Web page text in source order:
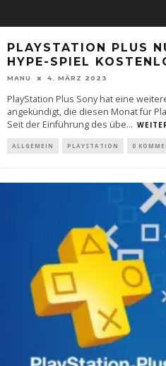
PLAYSTATION PLUS
HYPE-SPIEL
MANU 4. MÄRZ 2023
PlayStation Plus Sony hat eine
angekündigt, die diesen Monat für
Seit der Einführung des übe...
ALLGEMEIN PLAYSTATION 0